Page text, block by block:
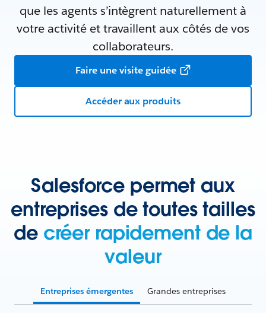
que les agents s’intègrent naturellement à
votre activité et travaillent aux côtés de vos
collaborateurs.
Faire une visite guidée
Accéder aux produits
Salesforce permet aux
entreprises de toutes tailles
decréer rapidement de la
valeur
Entreprises émergentes Grandes entreprises